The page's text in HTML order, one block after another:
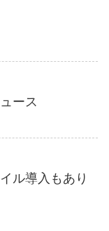
ース
ル導入もあり